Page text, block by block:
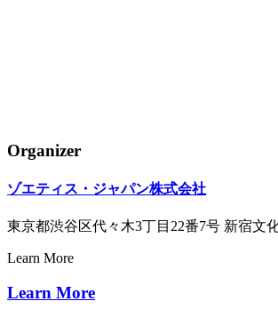
Organizer
ゾエティス・ジャパン株式会社
東京都渋谷区代々木3丁目22番7号 新宿文
Learn More
Learn More